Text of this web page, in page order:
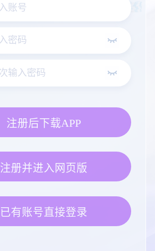
注册后下载APP
注册并进入网页版
已有账号直接登录